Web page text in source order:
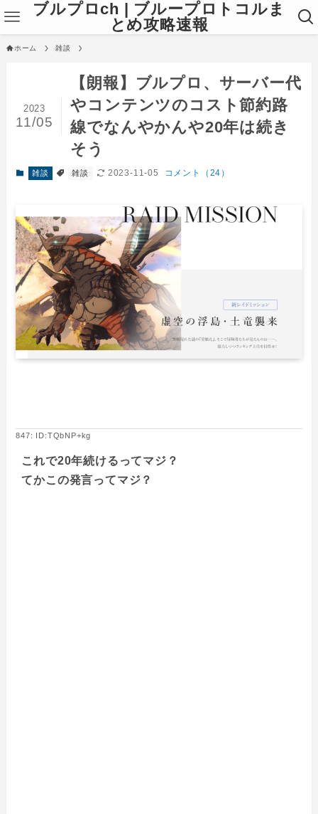
ブルプロch | ブループロトコルま
とめ攻略速報
ホーム 雑談
【朗報】ブルプロ、サーバー代
やコンテンツのコスト節約路
線でなんやかんや20年は続き
そう
2023
11/05
雑談 雑談 2023-11-05 コメント（24）
847: ID:TQbNP+kg
これで20年続けるってマジ？
てかこの発言ってマジ？